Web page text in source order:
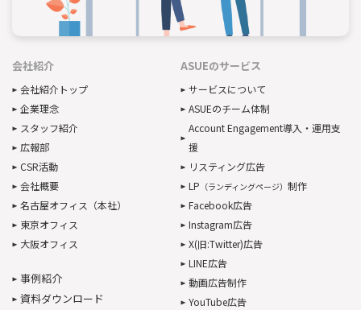
会社紹介
会社紹介トップ
企業理念
スタッフ紹介
広報部
CSR活動
会社概要
名古屋オフィス（本社）
東京オフィス
大阪オフィス
事例紹介
資料ダウンロード
ASUEのサービス
サービスについて
ASUEのチーム体制
Account Engagement導入・運用支
援
リスティング広告
LP （ランディングページ） 制作
Facebook広告
Instagram広告
X(旧:Twitter)広告
LINE広告
動画広告制作
YouTube広告